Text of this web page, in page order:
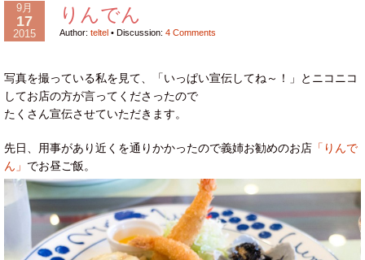
9月
17
2015
りんでん
Author: teltel • Discussion: 4 Comments
写真を撮っている私を見て、「いっぱい宣伝してね～！」とニコニコ
してお店の方が言ってくださったので
たくさん宣伝させていただきます。
先日、用事があり近くを通りかかったので義姉お勧めのお店 「りんで
ん」 でお昼ご飯。